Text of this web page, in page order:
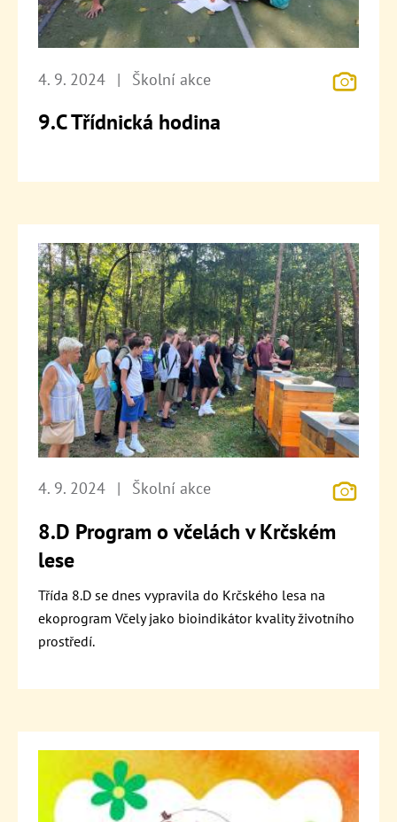
4. 9. 2024 | Školní akce
9.C Třídnická hodina
4. 9. 2024 | Školní akce
8.D Program o včelách v Krčském
lese
Třída 8.D se dnes vypravila do Krčského lesa na
ekoprogram Včely jako bioindikátor kvality životního
prostředí.